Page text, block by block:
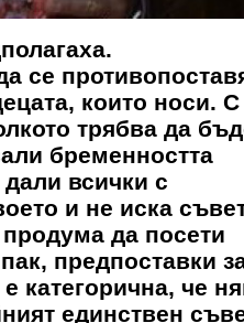
се
които носи. С
трябва да
бременността
всички с
и не иска
да посети
предпоставки
категорична, че
единствен